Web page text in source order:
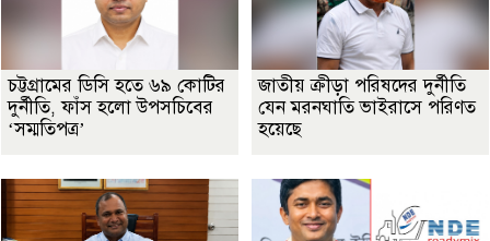
চট্টগ্রামের ডিসি হতে ৬৯ কোটির
দুর্নীতি, ফাঁস হলো উপসচিবের
‘সম্মতিপত্র’
জাতীয় ক্রীড়া পরিষদের দুর্নীতি
যেন মরনঘাতি ভাইরাসে পরিণত
হয়েছে